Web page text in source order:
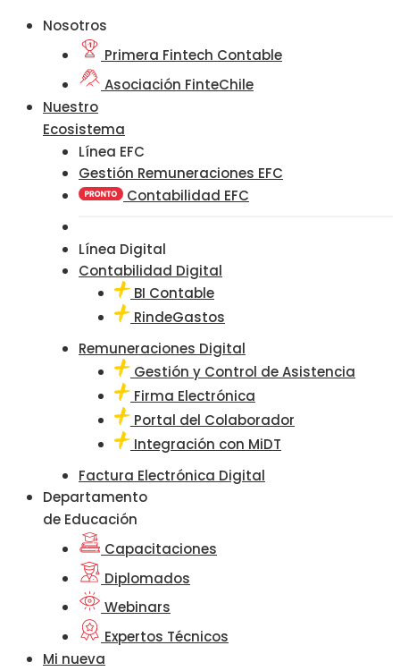
Nosotros
Primera Fintech Contable
Asociación FinteChile
Nuestro
Ecosistema
Línea EFC
Gestión Remuneraciones EFC
Contabilidad EFC
Línea Digital
Contabilidad Digital
BI Contable
RindeGastos
Remuneraciones Digital
Gestión y Control de Asistencia
Firma Electrónica
Portal del Colaborador
Integración con MiDT
Factura Electrónica Digital
Departamento
de Educación
Capacitaciones
Diplomados
Webinars
Expertos Técnicos
Mi nueva